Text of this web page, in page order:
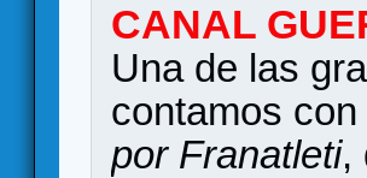
CANAL
Una de las
contamos
por Franatleti,